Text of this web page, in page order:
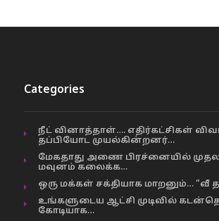
Categories
நீட் வினாத்தாள்…. எதிர்கட்சிகள்
தப்பியோட முயல்கின்றனர்…
மேகதாது அணை பிரச்னையில்
மவுனம் கலைக்க…
ஒரு மக்கள் சக்தியாக மாறனும்… “வீ
உங்களுடைய ஆட்சி முடிவில்
கோடியாக…